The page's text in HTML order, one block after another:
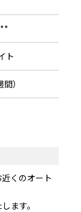
ト
）
くのオート
ます。